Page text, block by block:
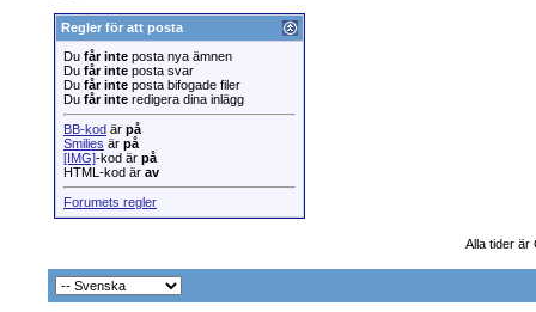
Regler för att posta
Du får inte posta nya ämnen
Du får inte posta svar
Du får inte posta bifogade filer
Du får inte redigera dina inlägg
BB-kod är på
Smilies är på
[IMG]-kod är på
HTML-kod är av
Forumets regler
Alla tider är